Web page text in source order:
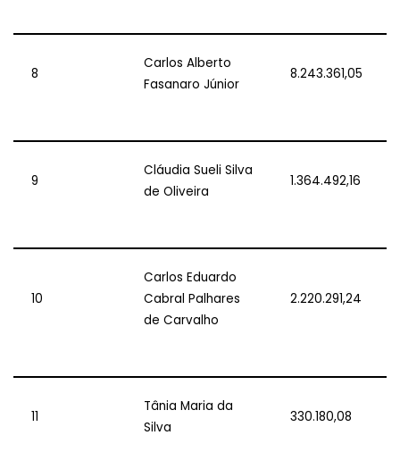
8
Carlos Alberto
Fasanaro Júnior
8.243.361,05
9
Cláudia Sueli Silva
de Oliveira
1.364.492,16
10
Carlos Eduardo
Cabral Palhares
de Carvalho
2.220.291,24
11
Tânia Maria da
Silva
330.180,08